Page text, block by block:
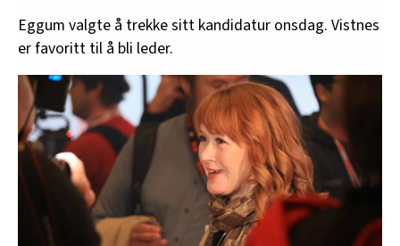
Eggum valgte å trekke sitt kandidatur onsdag. Vistnes
er favoritt til å bli leder.